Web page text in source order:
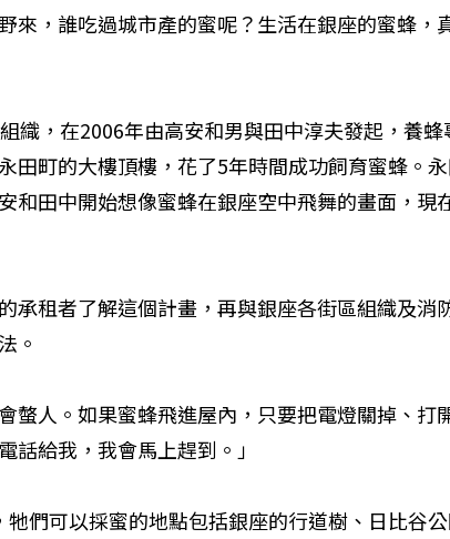
來，誰吃過城市產的蜜呢？生活在銀座的蜜蜂，
織，在2006年由高安和男與田中淳夫發起，養
田町的大樓頂樓，花了5年時間成功飼育蜜蜂。
和田中開始想像蜜蜂在銀座空中飛舞的畫面，現
承租者了解這個計畫，再與銀座各街區組織及消
。
螫人。如果蜜蜂飛進屋內，只要把電燈關掉、打
話給我，我會馬上趕到。」
們可以採蜜的地點包括銀座的行道樹、日比谷